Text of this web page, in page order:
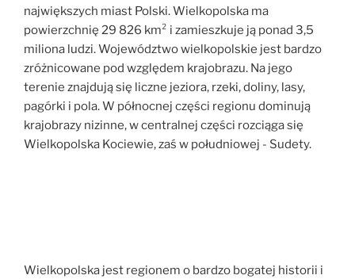
największych miast Polski. Wielkopolska ma
powierzchnię 29 826 km² i zamieszkuje ją ponad 3,5
miliona ludzi. Województwo wielkopolskie jest bardzo
zróżnicowane pod względem krajobrazu. Na jego
terenie znajdują się liczne jeziora, rzeki, doliny, lasy,
pagórki i pola. W północnej części regionu dominują
krajobrazy nizinne, w centralnej części rozciąga się
Wielkopolska Kociewie, zaś w południowej - Sudety.
Wielkopolska jest regionem o bardzo bogatej historii i